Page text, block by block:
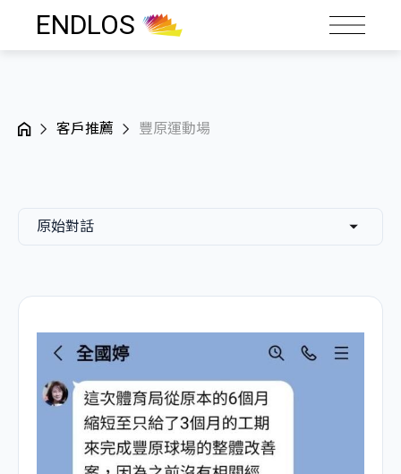
ENDLOS
客戶推薦 豐原運動場
原始對話